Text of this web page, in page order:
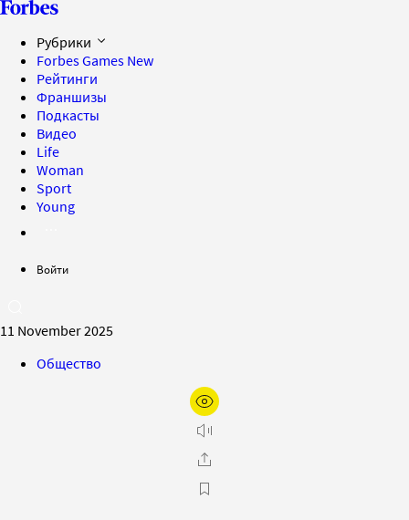
Рубрики
Forbes Games New
Рейтинги
Франшизы
Подкасты
Видео
Life
Woman
Sport
Young
Войти
11 November 2025
Общество